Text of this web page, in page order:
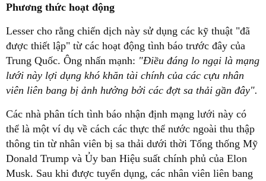
Phương thức hoạt động
Lesser cho rằng chiến dịch này sử dụng các kỹ thuật "đã
được thiết lập" từ các hoạt động tình báo trước đây của
Trung Quốc. Ông nhấn mạnh: "Điều đáng lo ngại là mạng
lưới này lợi dụng khó khăn tài chính của các cựu nhân
viên liên bang bị ảnh hưởng bởi các đợt sa thải gần đây".
Các nhà phân tích tình báo nhận định mạng lưới này có
thể là một ví dụ về cách các thực thể nước ngoài thu thập
thông tin từ nhân viên bị sa thải dưới thời Tổng thống Mỹ
Donald Trump và Ủy ban Hiệu suất chính phủ của Elon
Musk. Sau khi được tuyển dụng, các nhân viên liên bang